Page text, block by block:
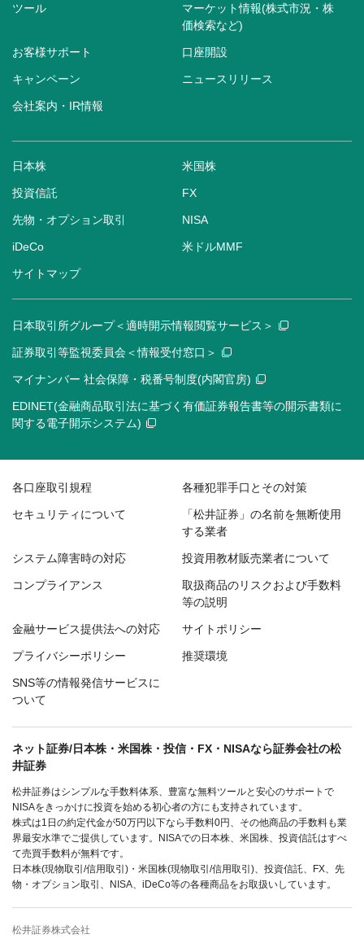
ツール
マーケット情報(株式市況・株
価検索など)
お客様サポート 口座開設
キャンペーン ニュースリリース
会社案内・IR情報
日本株 米国株
投資信託 FX
先物・オプション取引 NISA
iDeCo 米ドルMMF
サイトマップ
日本取引所グループ＜適時開示情報閲覧サービス＞
証券取引等監視委員会＜情報受付窓口＞
マイナンバー 社会保障・税番号制度(内閣官房)
EDINET(金融商品取引法に基づく有価証券報告書等の開示書類に
関する電子開示システム)
各口座取引規程 各種犯罪手口とその対策
セキュリティについて
「松井証券」の名前を無断使用
する業者
システム障害時の対応 投資用教材販売業者について
コンプライアンス
取扱商品のリスクおよび手数料
等の説明
金融サービス提供法への対応 サイトポリシー
プライバシーポリシー 推奨環境
SNS等の情報発信サービスに
ついて
ネット証券/日本株・米国株・投信・FX・NISAなら証券会社の松
井証券
松井証券はシンプルな手数料体系、豊富な無料ツールと安心のサポートで
NISAをきっかけに投資を始める初心者の方にも支持されています。
株式は1日の約定代金が50万円以下なら手数料0円、その他商品の手数料も業
界最安水準でご提供しています。NISAでの日本株、米国株、投資信託はすべ
て売買手数料が無料です。
日本株(現物取引/信用取引)・米国株(現物取引/信用取引)、投資信託、FX、先
物・オプション取引、NISA、iDeCo等の各種商品をお取扱いしています。
松井証券株式会社